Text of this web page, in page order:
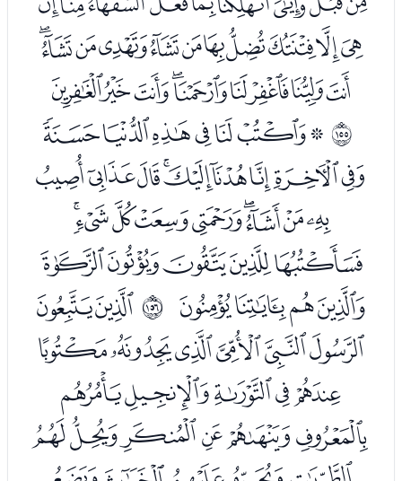
ﯵﯶﯷﯸﯹﯺﯻﯼﯽﯾﯿ
ﰀﰁﰂﰃﰄﰅﰆﰇﰈ
ﲚﭑﭒﭓﭔﭕﭖﭗ
ﭘﭙﭚﭛﭜﭝﭞﭟﭠ
ﭡﭢﭣﭤﭥﭦﭧﭨﭩ
ﭪﭫﭬﭭﭮ
ﭯﭰﭱﭲ ﲛﭴﭵ
ﭶﭷﭸﭹﭺﭻ
ﭼﭽﭾﭿﮀ
ﮁﮂﮃﮄﮅﮆ